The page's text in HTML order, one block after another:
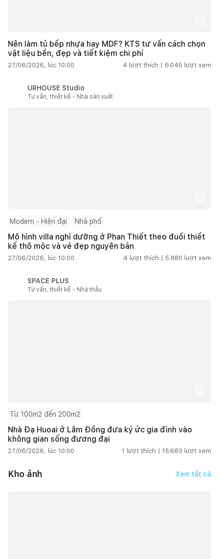
Nên làm tủ bếp nhựa hay MDF? KTS tư vấn cách chọn
vật liệu bền, đẹp và tiết kiệm chi phí
27/06/2026, lúc 10:00 4 lượt thích | 6.045 lượt xem
URHOUSE Studio
Tư vấn, thiết kế - Nhà sản xuất
Modern - Hiện đại Nhà phố
Mô hình villa nghỉ dưỡng ở Phan Thiết theo đuổi thiết
kế thô mộc và vẻ đẹp nguyên bản
27/06/2026, lúc 10:00 4 lượt thích | 5.880 lượt xem
SPACE PLUS
Tư vấn, thiết kế - Nhà thầu
Từ 100m2 đến 200m2
Nhà Đạ Huoai ở Lâm Đồng đưa ký ức gia đình vào
không gian sống đương đại
27/06/2026, lúc 10:00 1 lượt thích | 15.683 lượt xem
Kho ảnh Xem tất cả